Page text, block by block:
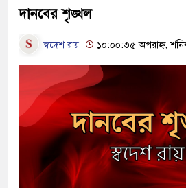
দানবের শৃঙ্খল
স্বদেশ রায় ১০:০০:৩৫ অপরাহ্ন,